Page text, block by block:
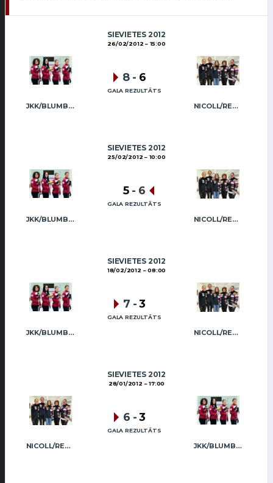
SIEVIETES 2012
26/02/2012 15:00
JKK/BLUMBERGA-BĒRZIŅA NICOLL/REGŽA
8 - 6
GALA REZULTĀTS
SIEVIETES 2012
25/02/2012 10:00
JKK/BLUMBERGA-BĒRZIŅA NICOLL/REGŽA
5 - 6
GALA REZULTĀTS
SIEVIETES 2012
18/02/2012 08:00
JKK/BLUMBERGA-BĒRZIŅA NICOLL/REGŽA
7 -3
GALA REZULTĀTS
SIEVIETES 2012
28/01/2012 17:00
NICOLL/REGŽA JKK/BLUMBERGA-BĒRZIŅA
6 -3
GALA REZULTĀTS